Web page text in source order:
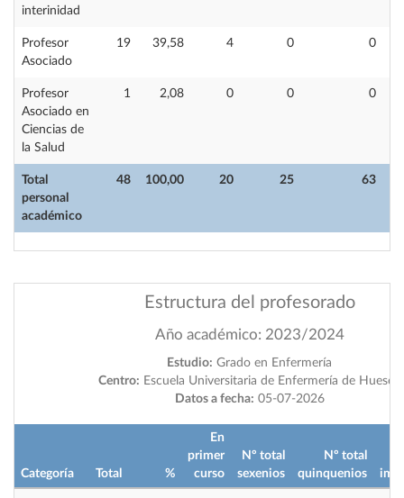
Total
personal
académico
48 100,00 20 25 63
interinidad
Profesor
Asociado
19 39,58 4 0 0
Profesor
Asociado en
Ciencias de
la Salud
1 2,08 0 0 0
Estructura del profesorado
Año académico: 2023/2024
Estudio: Grado en Enfermería
Centro: Escuela Universitaria de Enfermería de Huesca
Datos a fecha: 05-07-2026
Categoría Total %
En
primer
curso
Nº total
sexenios
Nº total
quinquenios